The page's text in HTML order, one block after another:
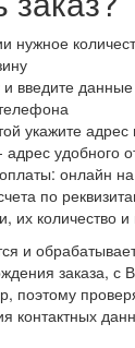
нужное
и введите
укажите
адрес удобного
онлайн
по
их количество и
и
заказа, с
поэтому
контактных